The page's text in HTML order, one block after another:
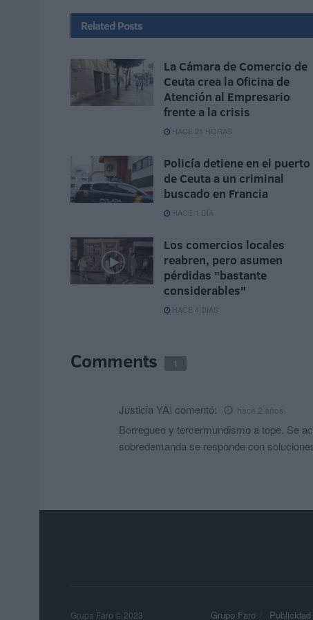
Related Posts
La Cámara de Comercio de
Ceuta crea la Oficina de
Atención al Empresario
frente a la crisis
HACE 21 HORAS
Policía detiene en el puerto
de Ceuta a un criminal
buscado en Francia
HACE 1 DÍA
Los comercios locales
reabren, pero asumen
pérdidas "bastante
considerables"
HACE 4 DÍAS
Comments 1
Justicia YA! comentó: hace 2 años
Borregueo y tercermundismo a tope. Se
sobredemanda se responde con
Grupo Faro Publicidad
Grupo Faro © 2023